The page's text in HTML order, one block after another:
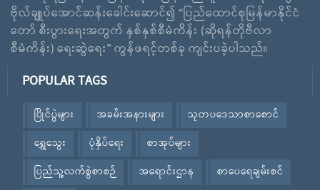
ဗိုလ်ချူပ်အောင်ဆန်းခေါင်းဆောင်၍ “ပြည်ထောင်စုမြန်မာနိုင်ငံ
တော် စီးပွားရေးအတွက် နှစ်နှစ်စီမံကိန်း (ဆိုရန်တိုဗီလာ
စီမံကိန်း) ရေးဆွဲရေး” ကွန်ဖရင့်တစ်ခု ကျင်းပခဲ့ပါသည်။
POPULAR TAGS
ပြိုင်ပွဲများ အခမ်းအနားများ
သုတပဒေသာစာစောင်
ရွှေသွေး
ပုံနှိပ်ရေး
စာအုပ်များ
ပြည်သူ့လက်စွဲစာစဉ်
အရောင်းဌာန
စာပေရေချမ်းစင်